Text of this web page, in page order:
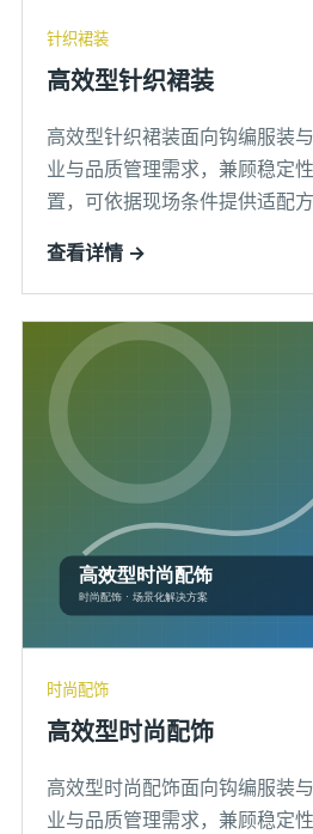
针织裙装
高效型针织裙装
高效型针织裙装面向钩编服装
业与品质管理需求，兼顾稳定
置，可依据现场条件提供适配方
查看详情 →
时尚配饰
高效型时尚配饰
高效型时尚配饰面向钩编服装
业与品质管理需求，兼顾稳定